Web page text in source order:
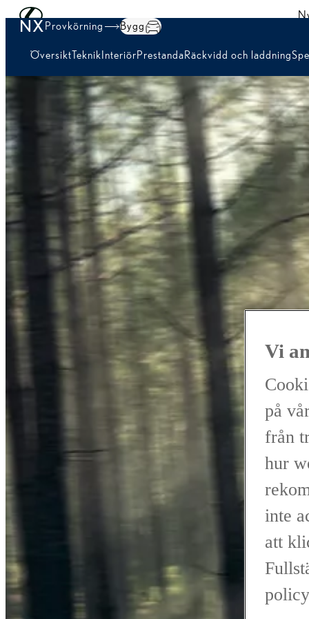
Hoppa till huvudinnehåll
NXProvkörning Bygg
ÖversiktTeknikInteriörPrestandaRäckvidd och laddning
Vi
på
från
hur
inte
att